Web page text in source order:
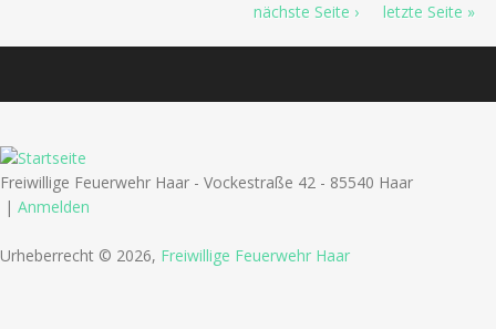
nächste Seite ›
letzte Seite »
Freiwillige Feuerwehr Haar - Vockestraße 42 - 85540 Haar
| Anmelden
Urheberrecht © 2026, Freiwillige Feuerwehr Haar